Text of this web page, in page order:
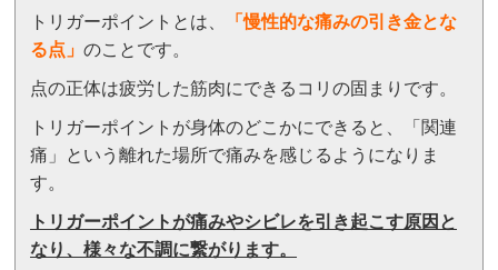
トリガーポイントとは、 「慢性的な痛みの引き金とな
る点」のことです。
点の正体は疲労した筋肉にできるコリの固まりです。
トリガーポイントが身体のどこかにできると、「関連
痛」という離れた場所で痛みを感じるようになりま
す。
トリガーポイントが痛みやシビレを引き起こす原因と
なり、様々な不調に繋がります。